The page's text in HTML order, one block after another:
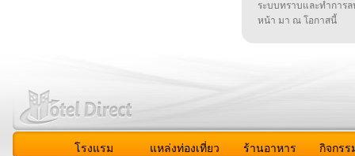
ระบบทราบและทำกา
หน้า มา ณ โอกาสนี้
โรงแรม แหล่งท่องเที่ยว ร้านอาหาร กิจกรร